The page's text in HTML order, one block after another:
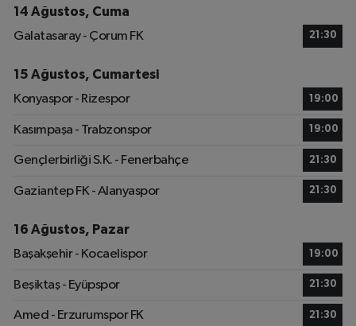
14 Ağustos, Cuma
Galatasaray - Çorum FK
21:30
15 Ağustos, Cumartesi
Konyaspor - Rizespor
19:00
Kasımpaşa - Trabzonspor 19:00
Gençlerbirliği S.K. - Fenerbahçe 21:30
Gaziantep FK - Alanyaspor 21:30
16 Ağustos, Pazar
Başakşehir - Kocaelispor
19:00
Beşiktaş - Eyüpspor 21:30
Amed - Erzurumspor FK 21:30